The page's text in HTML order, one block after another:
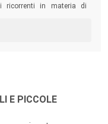
ricorrenti in materia di
E PICCOLE